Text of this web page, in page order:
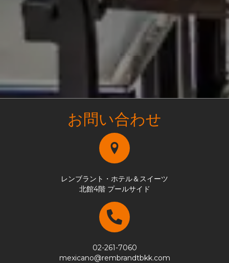
お問い合わせ
レンブラント・ホテル＆スイーツ
北館4階 プールサイド
02-261-7060
mexicano@rembrandtbkk.com